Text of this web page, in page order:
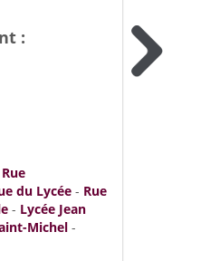
:
Rue
du Lycée- Rue
- Lycée Jean
Michel-